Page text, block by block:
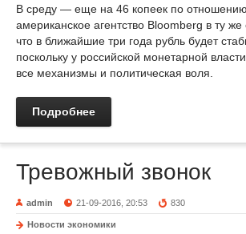
В среду — еще на 46 копеек по
американское агентство Bloomberg в ту
что в ближайшие три года рубль будет
поскольку у российской монетарной
все механизмы и политическая воля.
Подробнее
Тревожный звонок
admin 21-09-2016, 20:53 830
Новости экономики